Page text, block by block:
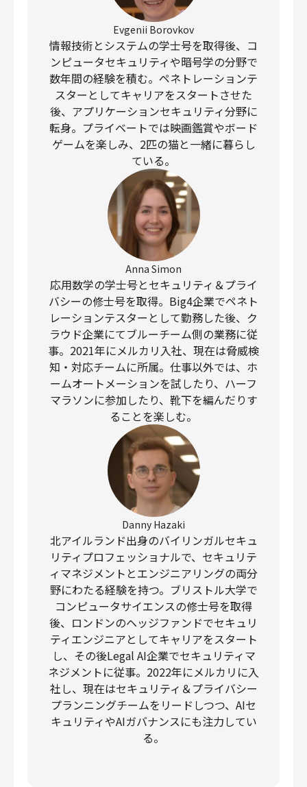
Evgenii Borovkov
情報技術とシステムの学士号を取得後、コ
ンピュータセキュリティや暗号学の分野で
数年間の経験を積む。ペネトレーションテ
スターとしてキャリアをスタートさせた
後、アプリケーションセキュリティ分野に
転身。プライベートでは映画鑑賞やボード
ゲームを楽しみ、2匹の猫と一緒に暮らし
ている。
Anna Simon
応用数学の学士号とセキュリティ＆プライ
バシーの修士号を取得。Big4企業でペネト
レーションテスターとして勤務した後、ク
ラウド企業にてブルーチーム側の業務に従
事。2021年にメルカリ入社、現在は脅威検
知・対応チームに所属。仕事以外では、ホ
ームオートメーションを試したり、ハーフ
マラソンに参加したり、靴下を編んだりす
ることを楽しむ。
Danny Hazaki
北アイルランド出身のバイリンガルセキュ
リティプロフェッショナルで、セキュリテ
ィマネジメントとエンジニアリングの両分
野にわたる経験を持つ。ブリストル大学で
コンピュータサイエンスの修士号を取得
後、ロンドンのヘッジファンドでセキュリ
ティエンジニアとしてキャリアをスタート
し、その後Legal AI企業でセキュリティマ
ネジメントに従事。2022年にメルカリに入
社し、現在はセキュリティ＆プライバシー
プランニングチームをリードしつつ、AIセ
キュリティやAIガバナンスにも注力してい
る。